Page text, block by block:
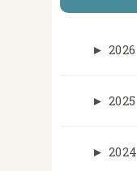
► 2026
► 2025
► 2024